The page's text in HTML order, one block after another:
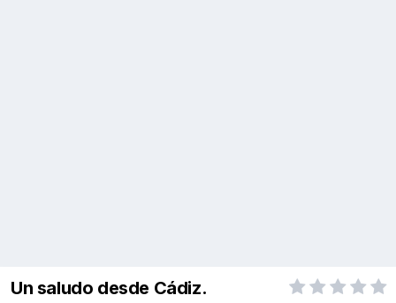
Un saludo desde Cádiz.